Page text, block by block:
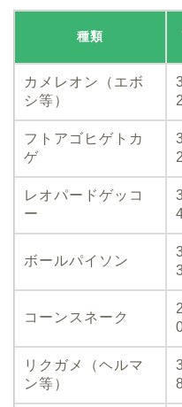
種類
カメレオン（エボ
シ等）
フトアゴヒゲトカ
ゲ
レオパードゲッコ
ー
ボールパイソン
コーンスネーク
リクガメ（ヘルマ
ン等）